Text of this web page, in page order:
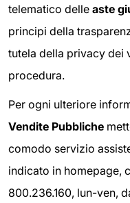
telematico delle aste
principi della
tutela della privacy dei
procedura.
Per ogni ulteriore
Vendite Pubbliche
comodo servizio
indicato in homepage,
800.236.160, lun-ven,